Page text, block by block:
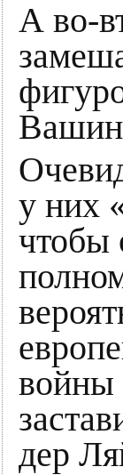
А во-
у них
чтобы
войны
дер